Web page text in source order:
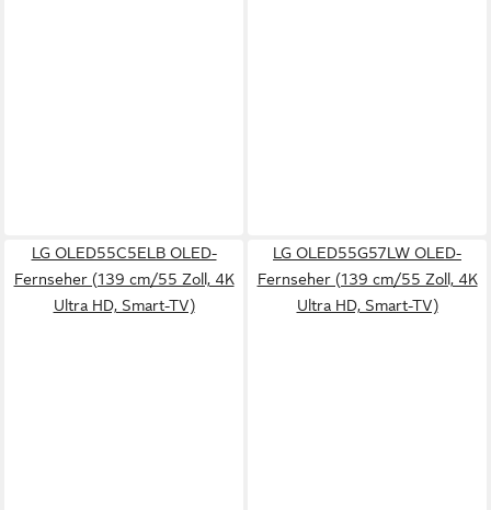
LG OLED55C5ELB OLED-
Fernseher (139 cm/55 Zoll, 4K
Ultra HD, Smart-TV)
LG OLED55G57LW OLED-
Fernseher (139 cm/55 Zoll, 4K
Ultra HD, Smart-TV)